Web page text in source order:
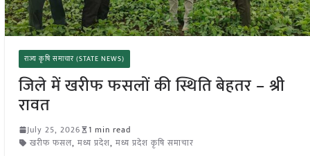
राज्य कृषि समाचार (STATE NEWS)
जिले में खरीफ फसलों की स्थिति बेहतर – श्री
रावत
July 25, 2026
1 min read
खरीफ फसल, मध्य प्रदेश, मध्य प्रदेश कृषि समाचार